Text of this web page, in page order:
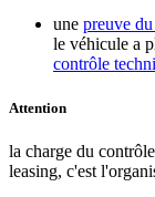
une preuve
le véhicule a
contrôle
Attention
la charge du
leasing, c'est